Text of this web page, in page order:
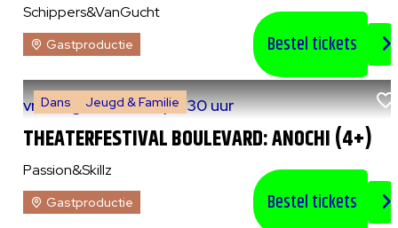
Schippers&VanGucht
Gastproductie Bestel tickets
THEATERFESTIVAL BOULEVARD: ANOCHI (4+)
Dans Jeugd & Familie
vr 7 augustus 2026|14:30 uur
Passion&Skillz
Gastproductie Bestel tickets